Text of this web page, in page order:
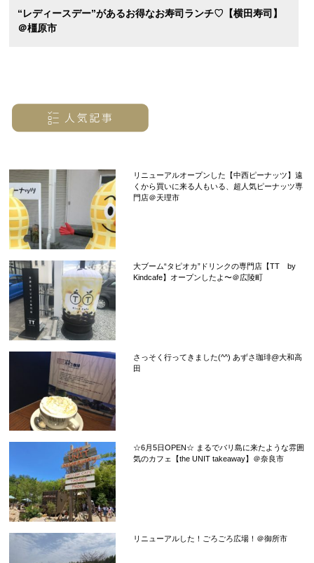
“レディースデー”があるお得なお寿司ランチ♡【横田寿司】
＠橿原市
リニューアルオープンした【中西ピーナッツ】遠
くから買いに来る人もいる、超人気ピーナッツ専
門店＠天理市
大ブーム“タピオカ”ドリンクの専門店【TT by
Kindcafe】オープンしたよ〜＠広陵町
さっそく行ってきました(^^) あずさ珈琲@大和高
田
☆6月5日OPEN☆ まるでバリ島に来たような雰囲
気のカフェ【the UNIT takeaway】＠奈良市
リニューアルした！ごろごろ広場！＠御所市